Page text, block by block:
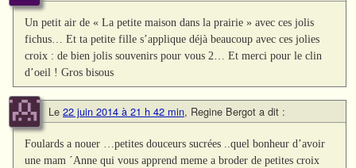
Un petit air de « La petite maison dans la prairie » avec ces jolis
fichus… Et ta petite fille s’applique déjà beaucoup avec ces jolies
croix : de bien jolis souvenirs pour vous 2… Et merci pour le clin
d’oeil ! Gros bisous
Le 22 juin 2014 à 21 h 42 min, Regine Bergot a dit :
Foulards a nouer …petites douceurs sucrées ..quel bonheur d’avoir
une mam ´Anne qui vous apprend meme a broder de petites croix